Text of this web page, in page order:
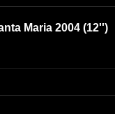
Maria 2004 (12'')